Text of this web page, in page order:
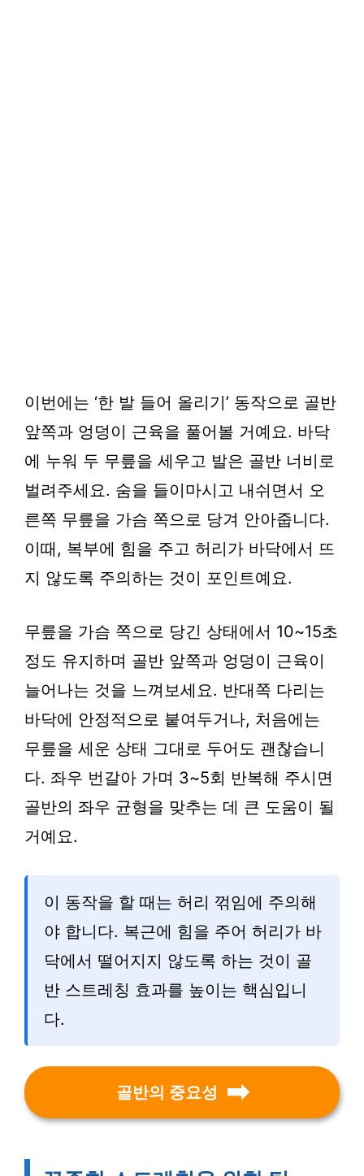
이번에는 ‘한 발 들어 올리기’ 동작으로 골반
앞쪽과 엉덩이 근육을 풀어볼 거예요. 바닥
에 누워 두 무릎을 세우고 발은 골반 너비로
벌려주세요. 숨을 들이마시고 내쉬면서 오
른쪽 무릎을 가슴 쪽으로 당겨 안아줍니다.
이때, 복부에 힘을 주고 허리가 바닥에서 뜨
지 않도록 주의하는 것이 포인트예요.
무릎을 가슴 쪽으로 당긴 상태에서 10~15초
정도 유지하며 골반 앞쪽과 엉덩이 근육이
늘어나는 것을 느껴보세요. 반대쪽 다리는
바닥에 안정적으로 붙여두거나, 처음에는
무릎을 세운 상태 그대로 두어도 괜찮습니
다. 좌우 번갈아 가며 3~5회 반복해 주시면
골반의 좌우 균형을 맞추는 데 큰 도움이 될
거예요.
이 동작을 할 때는 허리 꺾임에 주의해
야 합니다. 복근에 힘을 주어 허리가 바
닥에서 떨어지지 않도록 하는 것이 골
반 스트레칭 효과를 높이는 핵심입니
다.
골반의 중요성